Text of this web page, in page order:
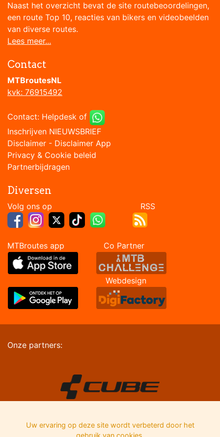
Naast het overzicht bevat de site routebeoordelingen,
een route Top 10, reacties van bikers en videobeelden
van diverse routes.
Lees meer...
Contact
MTBroutesNL
kvk: 76915492
Contact: Helpdesk of
Inschrijven NIEUWSBRIEF
Disclaimer - Disclaimer App
Privacy & Cookie beleid
Partnerbijdragen
Diversen
Volg ons op RSS
MTBroutes app Co Partner
Webdesign
Onze partners:
Uw ervaring op deze site wordt verbeterd door het
gebruik van cookies.